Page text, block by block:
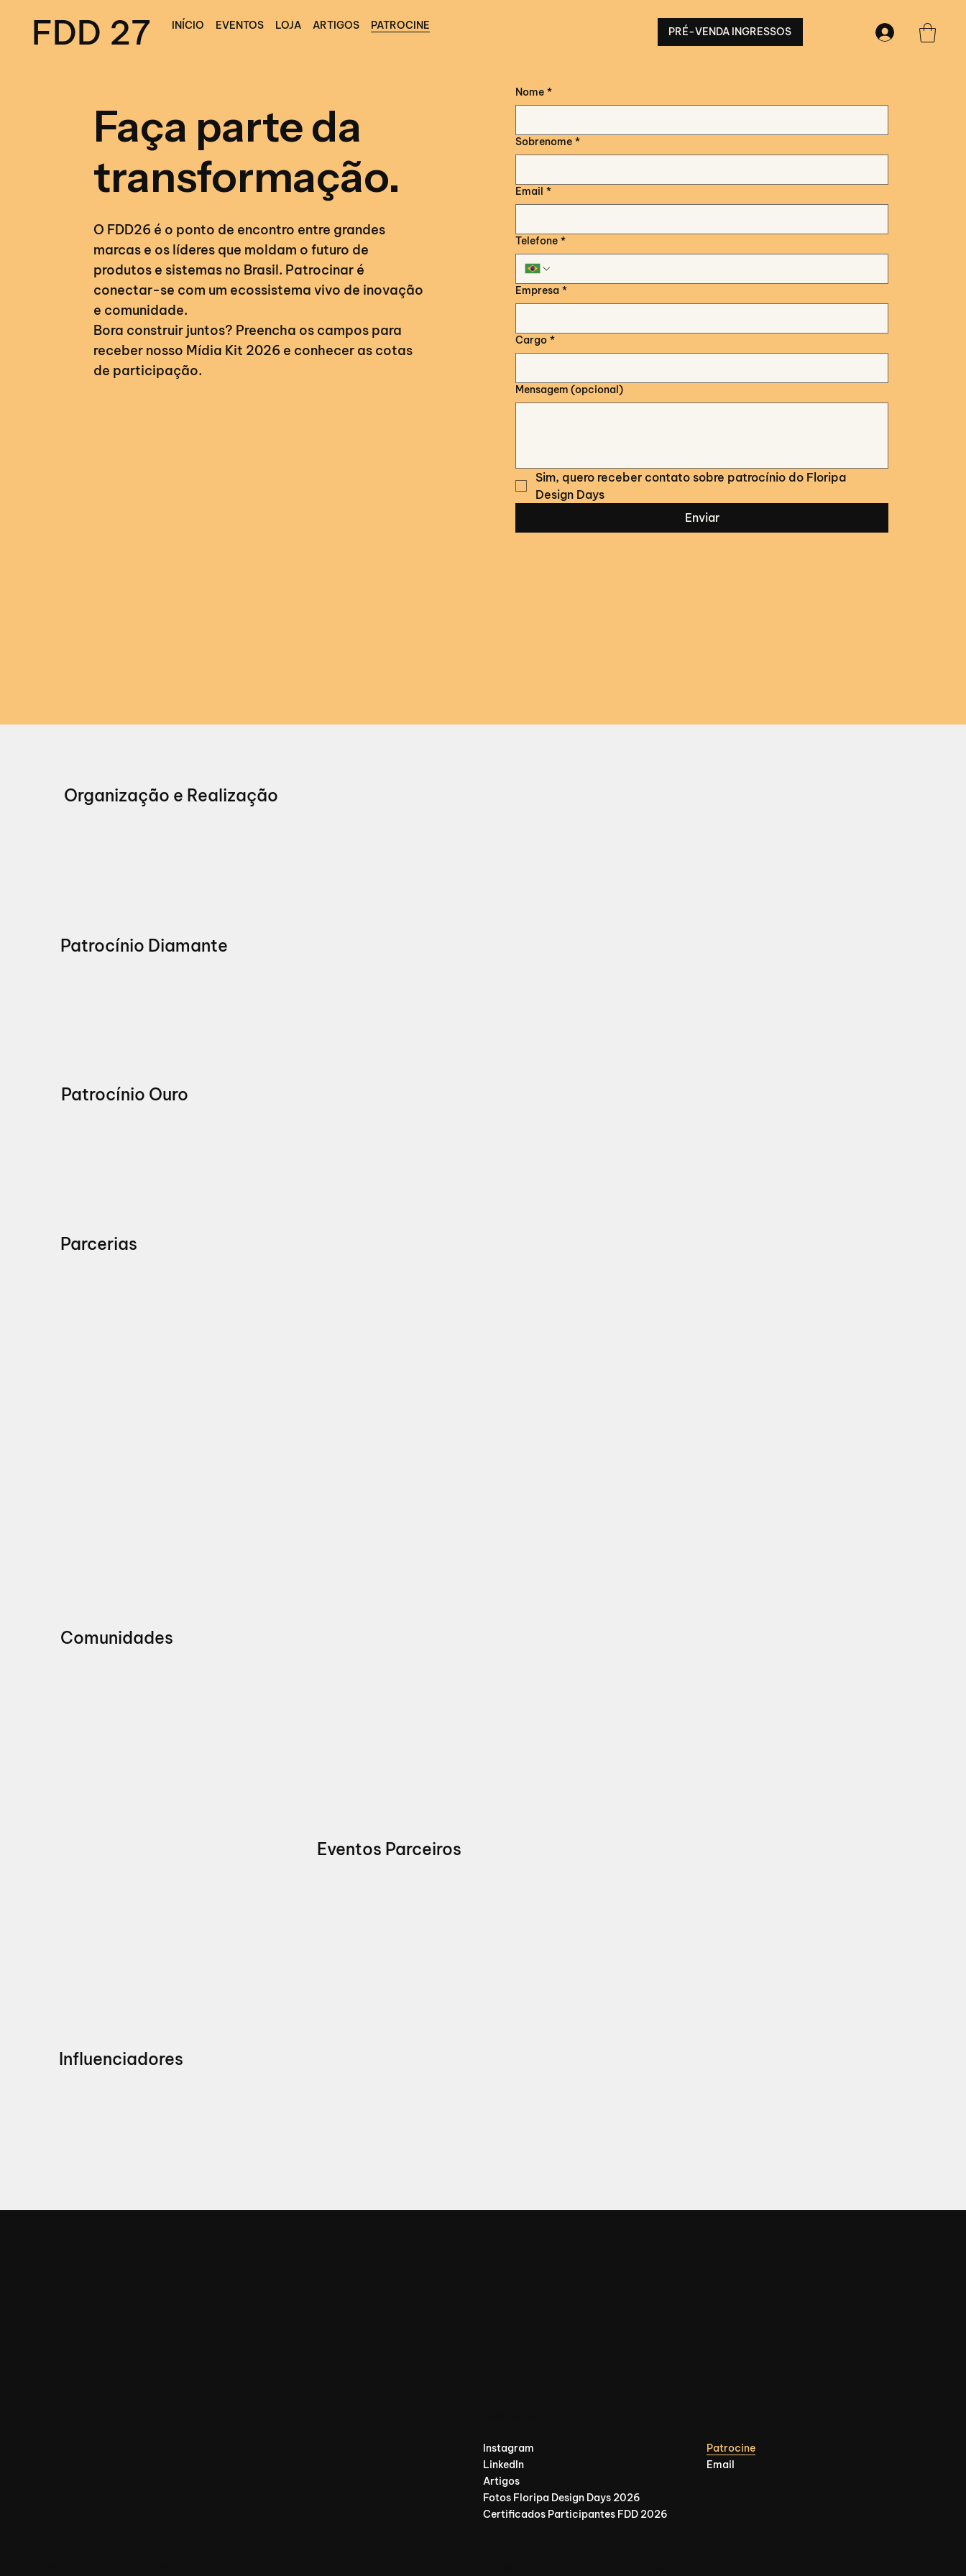
FDD 27 INÍCIO EVENTOS LOJA ARTIGOS PATROCINE PRÉ-VENDA INGRESSOS
Faça parte da
transformação.
O FDD26 é o ponto de encontro entre grandes
marcas e os líderes que moldam o futuro de
produtos e sistemas no Brasil. Patrocinar é
conectar-se com um ecossistema vivo de inovação
e comunidade.
Bora construir juntos? Preencha os campos para
receber nosso Mídia Kit 2026 e conhecer as cotas
de participação.
Nome *
Sobrenome *
Email *
Telefone *
Empresa *
Cargo *
Mensagem (opcional)
Sim, quero receber contato sobre patrocínio do Floripa
Design Days
Enviar
Organização e Realização
Patrocínio Diamante
Patrocínio Ouro
Parcerias
Comunidades
Eventos Parceiros
Influenciadores
Instagram
LinkedIn
Artigos
Fotos Floripa Design Days 2026
Certificados Participantes FDD 2026
Patrocine
Email